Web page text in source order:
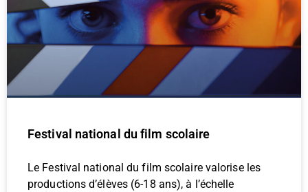
Festival national du film scolaire
Le Festival national du film scolaire valorise les
productions d’élèves (6-18 ans), à l’échelle